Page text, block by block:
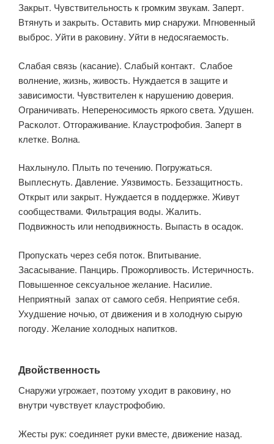
Закрыт. Чувствительность к громким звукам. Заперт.
Втянуть и закрыть. Оставить мир снаружи. Мгновенный
выброс. Уйти в раковину. Уйти в недосягаемость.
Слабая связь (касание). Слабый контакт. Слабое
волнение, жизнь, живость. Нуждается в защите и
зависимости. Чувствителен к нарушению доверия.
Ограничивать. Непереносимость яркого света. Удушен.
Расколот. Отгораживание. Клаустрофобия. Заперт в
клетке. Волна.
Нахлынуло. Плыть по течению. Погружаться.
Выплеснуть. Давление. Уязвимость. Беззащитность.
Открыт или закрыт. Нуждается в поддержке. Живут
сообществами. Фильтрация воды. Жалить.
Подвижность или неподвижность. Выпасть в осадок.
Пропускать через себя поток. Впитывание.
Засасывание. Панцирь. Прожорливость. Истеричность.
Повышенное сексуальное желание. Насилие.
Неприятный запах от самого себя. Неприятие себя.
Ухудшение ночью, от движения и в холодную сырую
погоду. Желание холодных напитков.
Двойственность
Снаружи угрожает, поэтому уходит в раковину, но
внутри чувствует клаустрофобию.
Жесты рук: соединяет руки вместе, движение назад.